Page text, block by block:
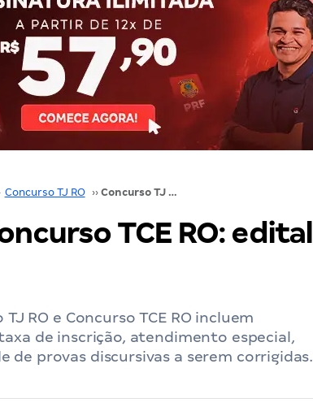
Concurso TJ RO ›› Concurso TJ RO e Concurso TCE RO: edital retificado! VEJA!
TCE RO: edital
RO e Concurso TCE RO incluem
de inscrição, atendimento especial,
provas discursivas a serem corrigidas.